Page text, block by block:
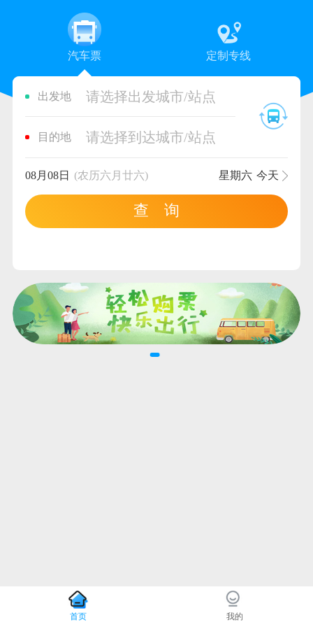
汽车票 定制专线
出发地 请选择出发城市/站点
目的地 请选择到达城市/站点
08月08日 (农历六月廿六) 星期六 今天
查 询
首页 我的